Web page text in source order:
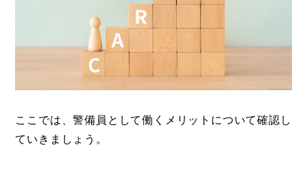
ここでは、警備員として働くメリットについて確認し
ていきましょう。